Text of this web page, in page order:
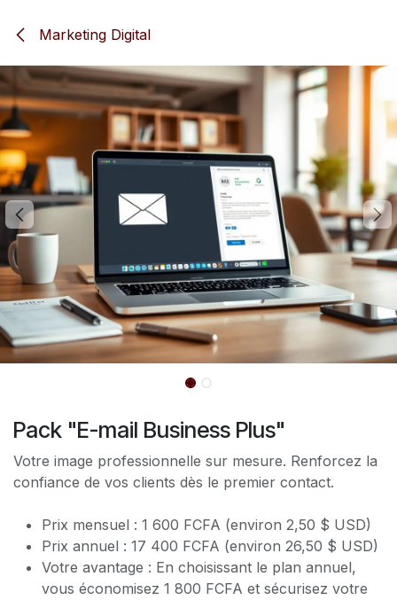
Marketing Digital
Pack "E-mail Business Plus"
Votre image professionnelle sur mesure. Renforcez la
confiance de vos clients dès le premier contact.
Prix mensuel : 1 600 FCFA (environ 2,50 $ USD)
Prix annuel : 17 400 FCFA (environ 26,50 $ USD)
Votre avantage : En choisissant le plan annuel,
vous économisez 1 800 FCFA et sécurisez votre